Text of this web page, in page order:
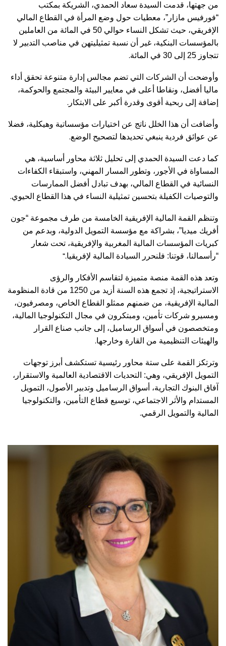
من جهتها، قدمت السيدة سعاد الحمدي، الشريكة بمكتب
“فورفيس مازار”، معطيات حول وضع المرأة في القطاع المالي
الإفريقي، حيث تشكل النساء حوالي 50 في المائة من العاملين
بالمؤسسات البنكية، غير أن نسبة تمثيليتهن في مناصب التدبير لا
تتجاوز 25 إلى 30 في المائة
.
وأوضحت أن الشركات التي تضم مجالس إدارة متنوعة تحقق أداء
ماليا أفضل، ونقاطا أعلى في معايير البيئة والمجتمع والحوكمة،
إضافة إلى ربحية أقوى وقدرة أكبر على الابتكار .
وأضافت أن هذا الخلل ناتج عن اختيارات مؤسساتية وهيكلية، فضلا
عن عوائق فردية ينبغي تحديدها لتصحيح الوضع.
كما دعت السيدة الحمدي إلى تحليل ثلاثة محاور أساسية، هي
المساواة في الأجور، وتطور المسار المهني، واستبقاء الكفاءات
النسائية في القطاع المالي، بهدف تبادل أفضل الممارسات
والتوصيات الكفيلة بتحسين تمثيلية النساء في هذا القطاع الحيوي.
وتنظم القمة المالية الإفريقية الخامسة من طرف مجموعة “جون
أفريك ميديا”، بشراكة مع مؤسسة التمويل الدولية، وبدعم من
كبريات المؤسسات المالية المغربية والإفريقية، تحت شعار
“رأسمالنا، قوتنا: فلنحرر السيادة المالية لإفريقيا”.
وتعد هذه القمة منصة متميزة لتقاسم الأفكار والرؤى
الاستراتيجية، إذ تجمع هذه السنة أزيد من 1250 من قادة المنظومة
المالية الإفريقية، من ضمنهم ممثلو القطاع الخاص، ومصرفيون،
ومسيرو شركات تأمين، ومبتكرون في مجال التكنولوجيا المالية،
ومتخصصون في أسواق الرساميل، إلى جانب صناع القرار
والهيئات التنظيمية من القارة وخارجها.
وترتكز القمة على ستة محاور رئيسية تستكشف أبرز توجهات
التمويل الإفريقي، وهي: التحديات الاقتصادية العالمية والاستقرار،
آفاق البنوك التجارية، أسواق الرساميل وتدبير الأصول، التمويل
المستدام والأثر الاجتماعي، توسيع قطاع التأمين، والتكنولوجيا
المالية والتمويل الرقمي.